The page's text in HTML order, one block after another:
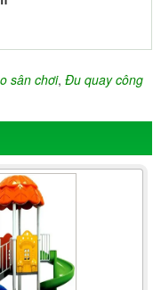
sân chơi, Đu quay công